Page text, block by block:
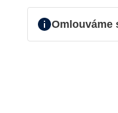
Omlouváme